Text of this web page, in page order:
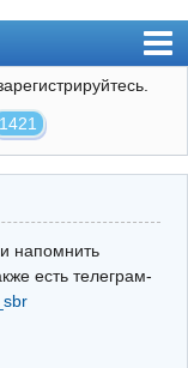
1421
напомнить
есть телеграм-